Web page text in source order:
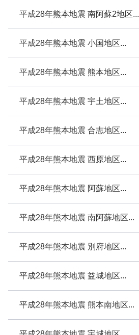
平成28年熊本地震 南阿蘇2地区...
平成28年熊本地震 小国地区...
平成28年熊本地震 熊本地区...
平成28年熊本地震 宇土地区...
平成28年熊本地震 合志地区...
平成28年熊本地震 西原地区...
平成28年熊本地震 阿蘇地区...
平成28年熊本地震 南阿蘇地区...
平成28年熊本地震 別府地区...
平成28年熊本地震 益城地区...
平成28年熊本地震 熊本南地区...